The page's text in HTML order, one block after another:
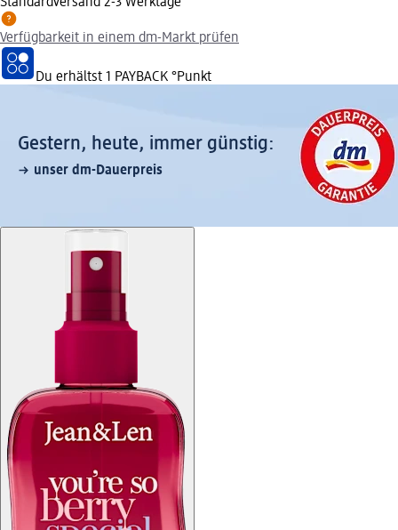
Verfügbarkeit in einem dm-Markt prüfen
Du erhältst 1 PAYBACK °Punkt
Gestern, heute, immer günstig:
unser dm-Dauerpreis